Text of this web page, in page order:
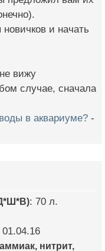
и начать
вижу
случае, сначала
в аквариуме? -
: 70 л.
01.04.16
нитрит,